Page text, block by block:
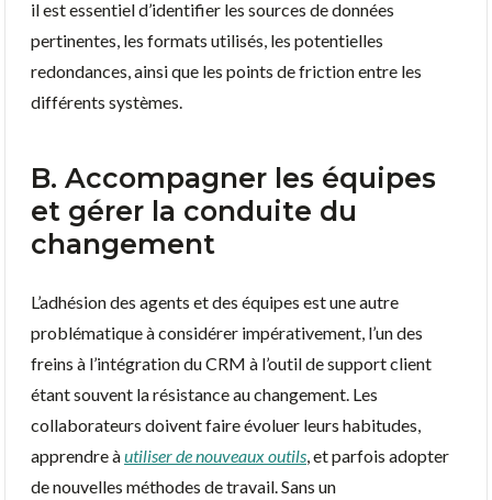
il est essentiel d’identifier les sources de données
pertinentes, les formats utilisés, les potentielles
redondances, ainsi que les points de friction entre les
différents systèmes.
B. Accompagner les équipes
et gérer la conduite du
changement
L’adhésion des agents et des équipes est une autre
problématique à considérer impérativement, l’un des
freins à l’intégration du CRM à l’outil de support client
étant souvent la résistance au changement. Les
collaborateurs doivent faire évoluer leurs habitudes,
apprendre àutiliser de nouveaux outils , et parfois adopter
de nouvelles méthodes de travail. Sans un